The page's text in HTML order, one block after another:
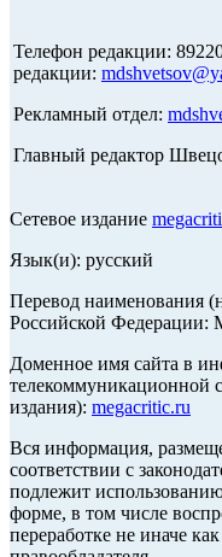
Телефон редакции:
редакции:
Рекламный отдел:
Главный редактор
Сетевое издание
Язык(и): русский
Перевод наименования
Российской Федерации:
Доменное имя сайта в
телекоммуникационной
издания): megacritic.ru
Вся информация,
соответствии с
подлежит
форме, в том числе
переработке не иначе